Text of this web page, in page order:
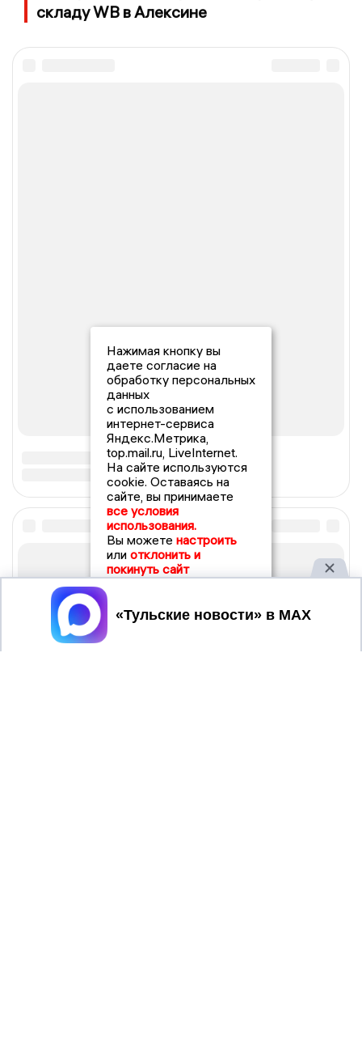
складу WB в Алексине
Нажимая кнопку вы
даете согласие на
обработку персональных
данных
с использованием
интернет-сервиса
Яндекс.Метрика,
top.mail.ru, LiveInternet.
На сайте используются
cookie. Оставаясь на
сайте, вы принимаете
все условия
использования.
Вы можете настроить
или отклонить и
покинуть сайт
Принять